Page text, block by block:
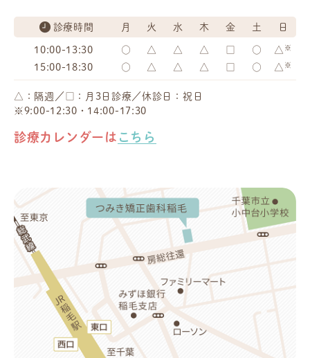
診療時間 月 火 水 木 金 土 日
10:00-13:30 ○ △ △ △ ○ △ ※
15:00-18:30 ○ △ △ △ ○ △ ※
△：隔週／□：月3日診療／休診日：祝日
※9:00-12:30・14:00-17:30
診療カレンダーは こちら